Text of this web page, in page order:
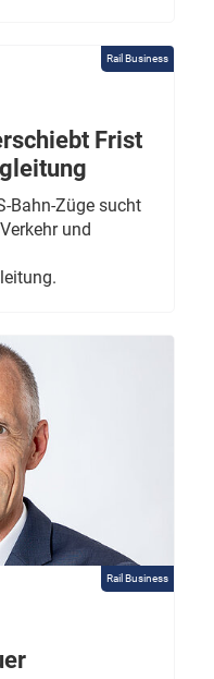
Rail Business
Frist
Bahn-Züge sucht
und
Rail Business